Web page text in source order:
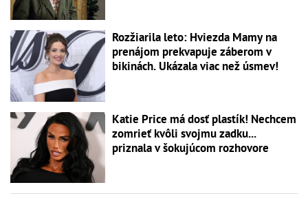
Rozžiarila leto: Hviezda Mamy na
prenájom prekvapuje záberom v
bikinách. Ukázala viac než úsmev!
Katie Price má dosť plastík! Nechcem
zomrieť kvôli svojmu zadku...
priznala v šokujúcom rozhovore